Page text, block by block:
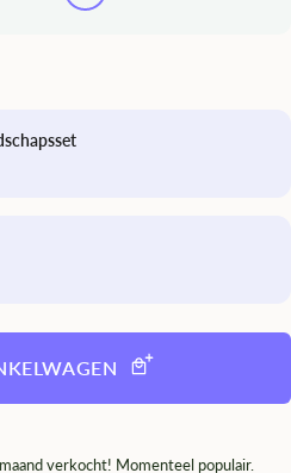
maand verkocht! Momenteel populair.